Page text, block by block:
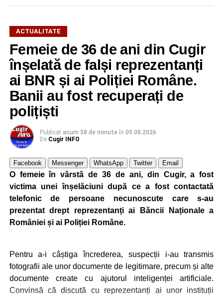
ACTUALITATE
Femeie de 36 de ani din Cugir
înșelată de falși reprezentanți
ai BNR și ai Poliției Române.
Banii au fost recuperați de
polițiști
Publicat acum 58 de minute în 09.08.2026
De Cugir INFO
Facebook Messenger WhatsApp Twitter Email
O femeie în vârstă de 36 de ani, din Cugir, a fost
victima unei înșelăciuni după ce a fost contactată
telefonic de persoane necunoscute care s-au
prezentat drept reprezentanți ai Băncii Naționale a
României și ai Poliției Române.
Pentru a-i câștiga încrederea, suspecții i-au transmis
fotografii ale unor documente de legitimare, precum și alte
documente create cu ajutorul inteligenței artificiale.
Convinsă că discută cu reprezentanți ai unor instituții